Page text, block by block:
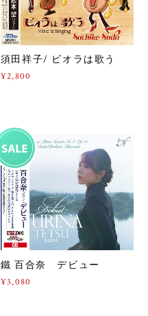
須田祥子/ ビオラは歌う
¥2,800
鐵 百合奈 デビュー
¥3,080